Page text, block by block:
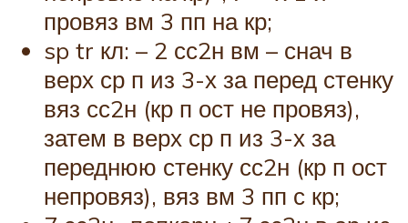
провяз вм 3 пп на кр;
sp tr кл: – 2 сс2н вм – снач в
верх ср п из 3-х за перед стенку
вяз сс2н (кр п ост не провяз),
затем в верх ср п из 3-х за
переднюю стенку сс2н (кр п ост
непровяз), вяз вм 3 пп с кр;